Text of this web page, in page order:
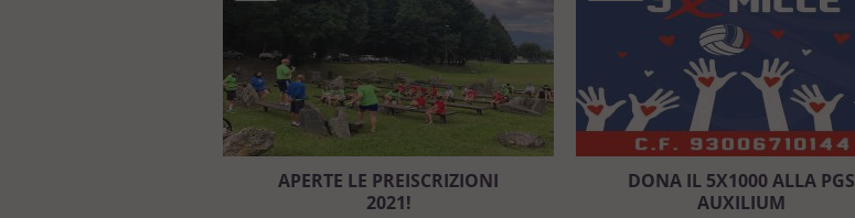
APERTE LE PREISCRIZIONI
2021!
DONA IL 5X1000 ALLA PGS
AUXILIUM